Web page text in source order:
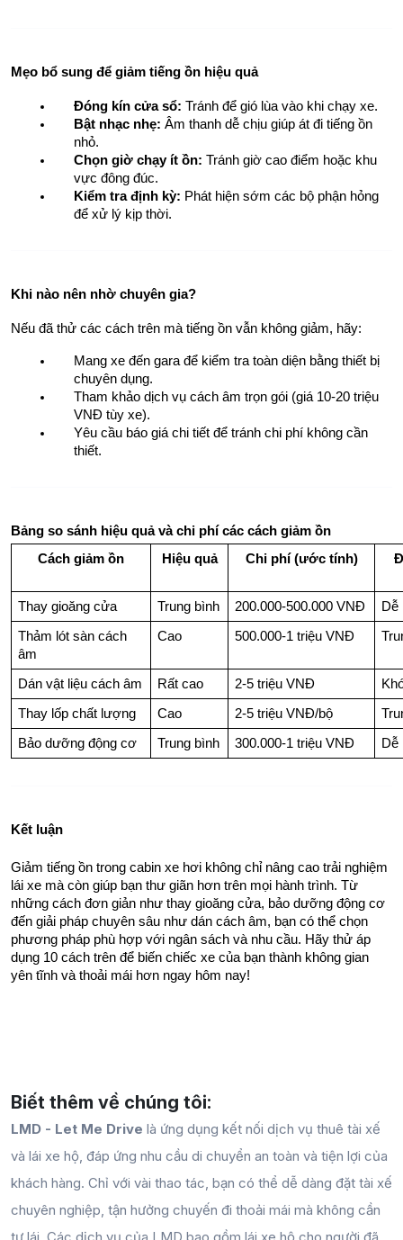
Mẹo bổ sung để giảm tiếng ồn hiệu quả
Đóng kín cửa sổ: Tránh để gió lùa vào khi chạy xe.
Bật nhạc nhẹ: Âm thanh dễ chịu giúp át đi tiếng ồn
nhỏ.
Chọn giờ chạy ít ồn: Tránh giờ cao điểm hoặc khu
vực đông đúc.
Kiểm tra định kỳ: Phát hiện sớm các bộ phận hỏng
để xử lý kịp thời.
Khi nào nên nhờ chuyên gia?
Nếu đã thử các cách trên mà tiếng ồn vẫn không giảm, hãy:
Mang xe đến gara để kiểm tra toàn diện bằng thiết bị
chuyên dụng.
Tham khảo dịch vụ cách âm trọn gói (giá 10-20 triệu
VNĐ tùy xe).
Yêu cầu báo giá chi tiết để tránh chi phí không cần
thiết.
Bảng so sánh hiệu quả và chi phí các cách giảm ồn
Cách giảm ồn
Hiệu quả Chi phí (ước tính)
Thay gioăng cửa Trung bình 200.000-500.000 VNĐ Dễ
Thảm lót sàn cách
âm
Cao 500.000-1 triệu VNĐ
Dán vật liệu cách âm Rất cao 2-5 triệu VNĐ
Thay lốp chất lượng Cao 2-5 triệu VNĐ/bộ
Bảo dưỡng động cơ Trung bình 300.000-1 triệu VNĐ Dễ
Kết luận
Giảm tiếng ồn trong cabin xe hơi không chỉ nâng cao trải nghiệm
lái xe mà còn giúp bạn thư giãn hơn trên mọi hành trình. Từ
những cách đơn giản như thay gioăng cửa, bảo dưỡng động cơ
đến giải pháp chuyên sâu như dán cách âm, bạn có thể chọn
phương pháp phù hợp với ngân sách và nhu cầu. Hãy thử áp
dụng 10 cách trên để biến chiếc xe của bạn thành không gian
yên tĩnh và thoải mái hơn ngay hôm nay!
Biết thêm về chúng tôi:
LMD - Let Me Drive là ứng dụng kết nối dịch vụ thuê tài xế
và lái xe hộ, đáp ứng nhu cầu di chuyển an toàn và tiện lợi của
khách hàng. Chỉ với vài thao tác, bạn có thể dễ dàng đặt tài xế
chuyên nghiệp, tận hưởng chuyến đi thoải mái mà không cần